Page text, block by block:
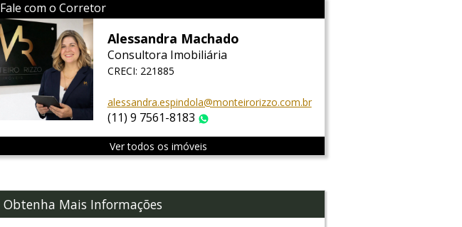
Fale com o Corretor
Alessandra Machado
Consultora Imobiliária
CRECI: 221885
alessandra.espindola@monteirorizzo.com.br
(11) 9 7561-8183
Ver todos os imóveis
Obtenha Mais Informações